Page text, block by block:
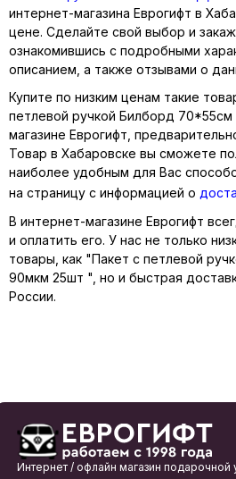
интернет-магазина Еврогифт в
цене. Сделайте свой выбор и
ознакомившись с подробными
описанием, а также отзывами о
Купите по низким ценам такие
петлевой ручкой Билборд
магазине Еврогифт,
Товар в Хабаровске вы сможете
наиболее удобным для Вас
на страницу с информацией о
В интернет-магазине Еврогифт
и оплатить его. У нас не только
товары, как "Пакет с петлевой
90мкм 25шт ", но и быстрая
России.
Интернет / офлайн магазин подарочной